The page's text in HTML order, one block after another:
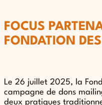
FOCUS
FONDATION
Le 26 juillet 2025, la
campagne de dons
deux pratiques